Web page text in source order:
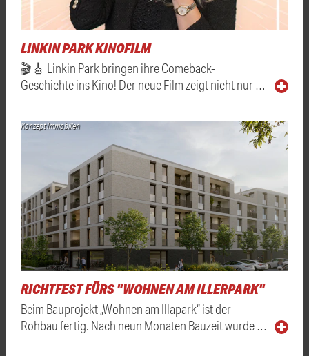
LINKIN PARK KINOFILM
🎬🎸 Linkin Park bringen ihre Comeback-
Geschichte ins Kino! Der neue Film zeigt nicht nur …
Konzept Immobilien
RICHTFEST FÜRS "WOHNEN AM ILLERPARK"
Beim Bauprojekt „Wohnen am Illapark“ ist der
Rohbau fertig. Nach neun Monaten Bauzeit wurde …